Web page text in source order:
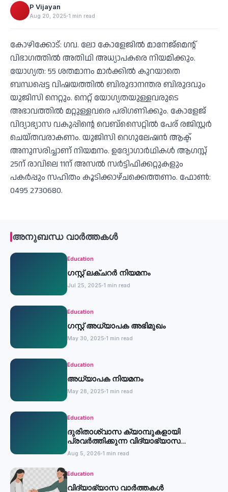
P Vijayan
Aug 20, 2025 1 min read
കോഴിക്കോട്: ഗവ. ലോ കോളേജില്‍ മാനേജ്‌മെന്റ്
വിഭാഗത്തില്‍ അതിഥി അധ്യാപകരെ നിയമിക്കും.
യോഗ്യത: 55 ശതമാനം മാര്‍ക്കില്‍ കുറയാതെ
ബന്ധപ്പെട്ട വിഷയത്തില്‍ ബിരുദാനന്തര ബിരുദവും
യുജിസി നെറ്റും. നെറ്റ് യോഗ്യതയുള്ളവരുടെ
അഭാവത്തില്‍ മറ്റുള്ളവരെ പരിഗണിക്കും. കോളേജ്
വിദ്യാഭ്യാസ വകുപ്പിന്റെ വെബ്‌സൈറ്റില്‍ പേര് രജിസ്റ്റര്‍
ചെയ്തവരാകണം. യുജിസി റെഗുലേഷന്‍ ആക്ട്
അനുസരിച്ചാണ് നിയമനം. ഉദ്യോഗാര്‍ഥികള്‍ ആഗസ്റ്റ്
25ന് രാവിലെ 11ന് അസല്‍ സര്‍ട്ടിഫിക്കറ്റുകളും
പകര്‍പ്പും സഹിതം കൂടിക്കാഴ്ചക്കെത്തണം. ഫോണ്‍:
0495 2730680.
അനുബന്ധ വാർത്തകൾ
Education
ഗസ്റ്റ് ലക്ചറര്‍ നിയമനം
Jul 25, 2025 1 min read
Education
ഗസ്റ്റ് അധ്യാപക അഭിമുഖം
May 30, 2025 1 min read
Education
അധ്യാപക നിയമനം
May 28, 2025 1 min read
Education
ദുരിതാശ്വാസ ക്യാമ്പുകളായി
പ്രവര്‍ത്തിക്കുന്ന വിദ്യാഭ്യാസ
സ്ഥാപനങ്ങള്‍ക്ക് അവധി
Aug 5, 2026 1 min read
Education
വിദ്യാഭ്യാസ വാർത്തകൾ